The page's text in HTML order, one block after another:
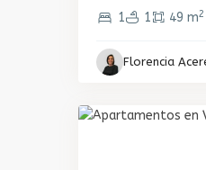
1 1 49 m2
Florencia
Tres
Cruces,